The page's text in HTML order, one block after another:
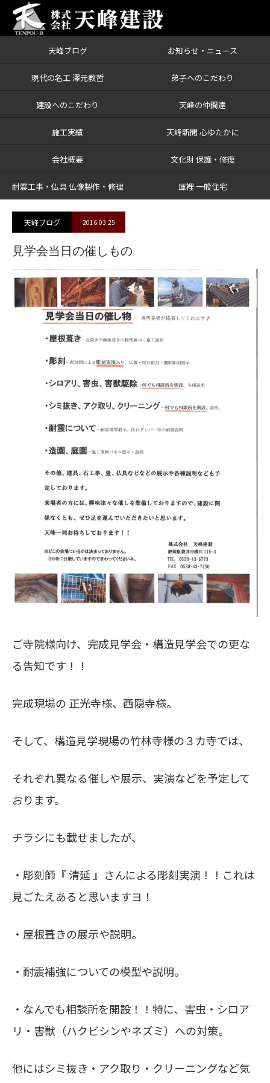
天峰ブログ お知らせ・ニュース
現代の名工 澤元教哲 弟子へのこだわり
建設へのこだわり 天峰の仲間達
施工実績 天峰新聞 心ゆたかに
会社概要 文化財 保護・修復
耐震工事・仏具 仏像製作・修理 庫裡 一般住宅
ブログ 見学会当日の催しもの
天峰ブログ 2016.03.25
見学会当日の催しもの
ご寺院様向け、完成見学会・構造見学会での更な
る告知です！！
完成現場の 正光寺様、西隠寺様。
そして、構造見学現場の竹林寺様の３カ寺では、
それぞれ異なる催しや展示、実演などを予定して
おります。
チラシにも載せましたが、
・彫刻師『 清延 』さんによる彫刻実演！！これは
見ごたえあると思いますヨ！
・屋根葺きの展示や説明。
・耐震補強についての模型や説明。
・なんでも相談所を開設！！特に、害虫・シロア
リ・害獣（ハクビシンやネズミ）への対策。
他にはシミ抜き・アク取り・クリーニングなど気